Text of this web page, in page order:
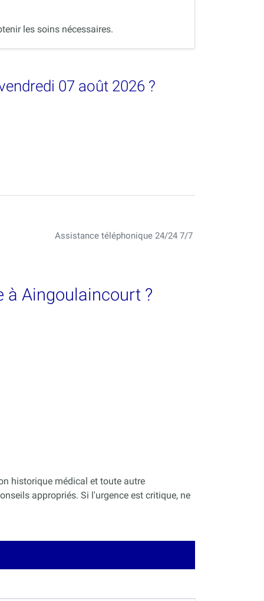
les soins nécessaires.
07 août 2026 ?
Assistance téléphonique 24/24 7/7
à Aingoulaincourt ?
historique médical et toute autre
appropriés. Si l'urgence est critique, ne